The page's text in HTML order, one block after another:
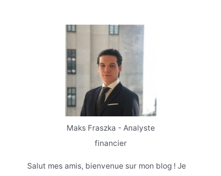
Maks Fraszka - Analyste
financier
Salut mes amis, bienvenue sur mon blog ! Je